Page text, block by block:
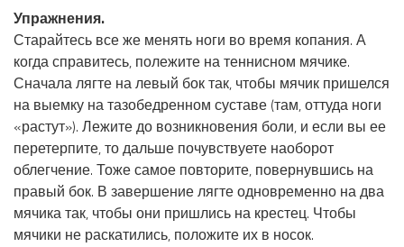
Упражнения.
Старайтесь все же менять ноги во время копания. А
когда справитесь, полежите на теннисном мячике.
Сначала лягте на левый бок так, чтобы мячик пришелся
на выемку на тазобедренном суставе (там, оттуда ноги
«растут»). Лежите до возникновения боли, и если вы ее
перетерпите, то дальше почувствуете наоборот
облегчение. Тоже самое повторите, повернувшись на
правый бок. В завершение лягте одновременно на два
мячика так, чтобы они пришлись на крестец. Чтобы
мячики не раскатились, положите их в носок.